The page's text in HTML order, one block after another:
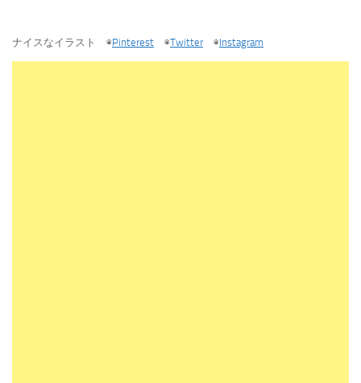
ナイスなイラスト ◉Pinterest ◉Twitter◉Instagram